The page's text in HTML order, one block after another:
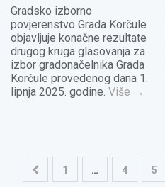
Gradsko izborno
povjerenstvo Grada Korčule
objavljuje konačne rezultate
drugog kruga glasovanja za
izbor gradonačelnika Grada
Korčule provedenog dana 1.
lipnja 2025. godine. Više →
Navigacija
1 … 4 5